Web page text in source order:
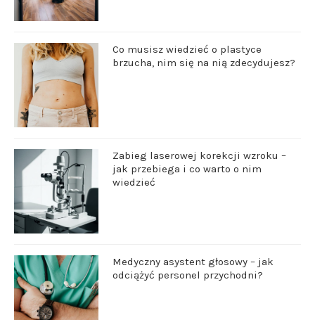
Co musisz wiedzieć o plastyce
brzucha, nim się na nią zdecydujesz?
Zabieg laserowej korekcji wzroku –
jak przebiega i co warto o nim
wiedzieć
Medyczny asystent głosowy – jak
odciążyć personel przychodni?